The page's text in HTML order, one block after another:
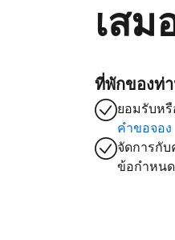
เสม
ที่พักของท่
ยอมรับหรื
คำขอจอง
จัดการกั
ข้อกำหน